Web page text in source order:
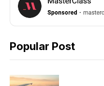
Popular Post